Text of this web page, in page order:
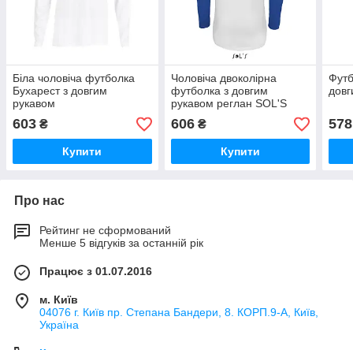
Біла чоловіча футболка
Бухарест з довгим
рукавом
603 ₴
Купити
Чоловіча двоколірна
футболка з довгим
рукавом реглан SOL'S
FUNKY LSL
606₴
Купити
578
Про нас
Рейтинг не сформований
Менше 5 відгуків за останній рік
Працює з 01.07.2016
м. Київ
04076 г. Київ пр. Степана Бандери, 8. КОРП.9-А, Київ,
Україна